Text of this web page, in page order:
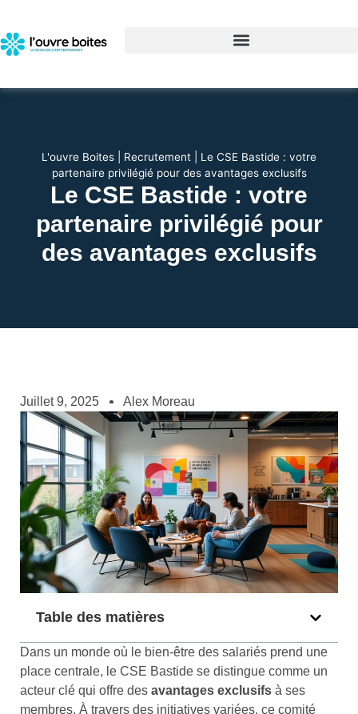
L'ouvre Boites Recrutement
Le CSE Bastide : votre
partenaire privilégié pour des avantages exclusifs
Le CSE Bastide : votre
partenaire privilégié pour
des avantages exclusifs
Juillet 9, 2025 Alex Moreau
Table des matières
Dans un monde où le bien-être des salariés prend une
place centrale, le CSE Bastide se distingue comme un
acteur clé qui offre des avantages exclusifs à ses
membres. À travers des initiatives variées, ce comité